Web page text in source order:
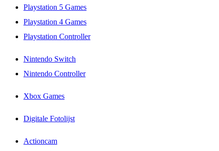
Playstation 5 Games
Playstation 4 Games
Playstation Controller
Nintendo Switch
Nintendo Controller
Xbox Games
Digitale Fotolijst
Actioncam